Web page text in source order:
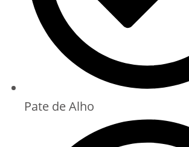
Pate de Alho